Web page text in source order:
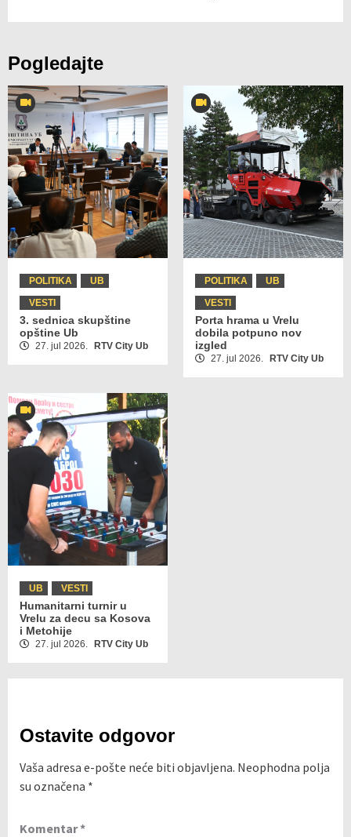
Pogledajte
POLITIKA
UB
VESTI
3. sednica skupštine
opštine Ub
27. jul 2026. RTV City Ub
POLITIKA
UB
VESTI
Porta hrama u Vrelu
dobila potpuno nov
izgled
27. jul 2026. RTV City Ub
UB VESTI
Humanitarni turnir u
Vrelu za decu sa Kosova
i Metohije
27. jul 2026. RTV City Ub
Ostavite odgovor
Vaša adresa e-pošte neće biti objavljena. Neophodna polja
su označena *
Komentar*